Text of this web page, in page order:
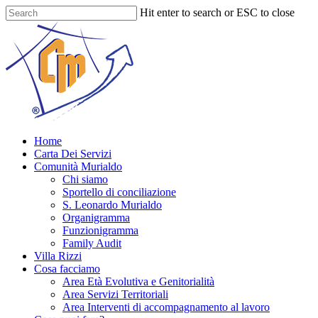
Skip
to
content
Hit enter to search or ESC to close
Menu
Home
Carta Dei Servizi
Comunità Murialdo
Chi siamo
Sportello di conciliazione
S. Leonardo Murialdo
Organigramma
Funzionigramma
Family Audit
Villa Rizzi
Cosa facciamo
Area Età Evolutiva e Genitorialità
Area Servizi Territoriali
Area Interventi di accompagnamento al lavoro